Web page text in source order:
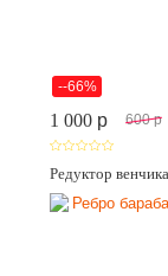
--66%
1 000 p 600 p
Редуктор